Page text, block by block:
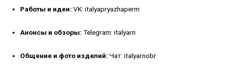
Работы и идеи: VK: italyapryazhaperm
Анонсы и обзоры: Telegram: italyarn
Общение и фото изделий: Чат: italyarnobr